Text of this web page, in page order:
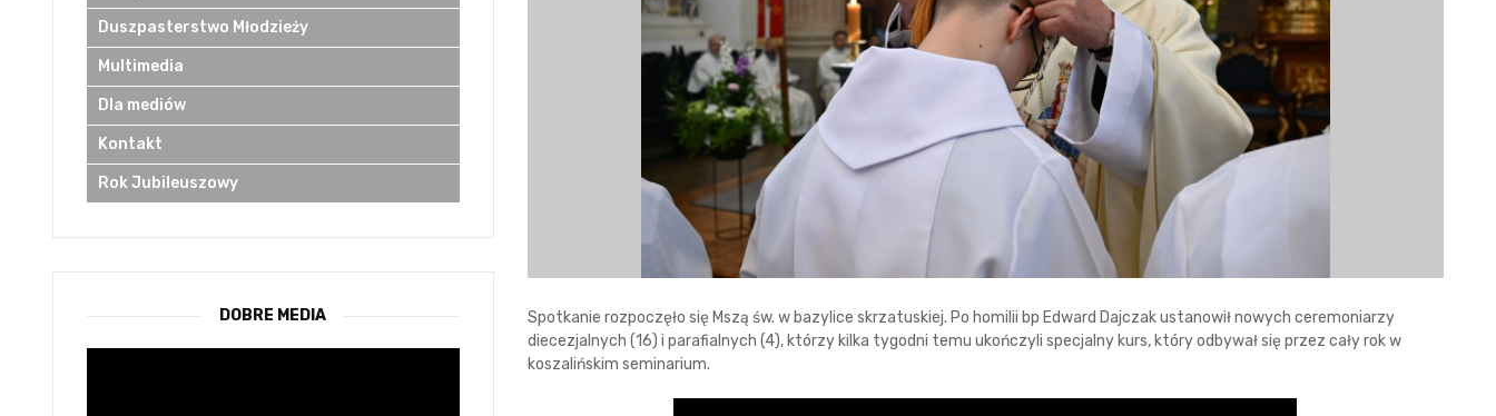
Spotkanie rozpoczęło się Mszą św. w bazylice skrzatuskiej. Po homilii bp Edward Dajczak ustanowił nowych ceremoniarzy
diecezjalnych (16) i parafialnych (4), którzy kilka tygodni temu ukończyli specjalny kurs, który odbywał się przez cały rok w
koszalińskim seminarium.
Duszpasterstwo Młodzieży
Multimedia
Dla mediów
Kontakt
Rok Jubileuszowy
DOBRE MEDIA